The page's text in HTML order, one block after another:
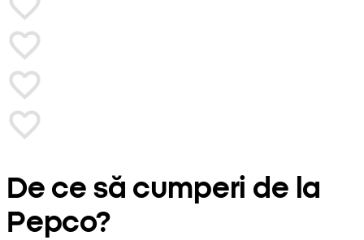
De ce să cumperi de la
Pepco?